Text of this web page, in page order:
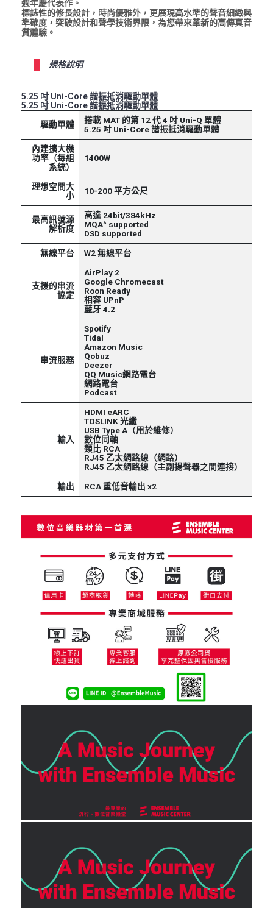
週年慶代表作。
標誌性的修長設計，時尚優雅外，更展現高水準的聲音細緻與
準確度，突破設計和聲學技術界限，為您帶來革新的高傳真音
質體驗。
規格說明
5.25 吋 Uni-Core 諧振抵消驅動單體
5.25 吋 Uni-Core 諧振抵消驅動單體
驅動單體
搭載 MAT 的第 12 代 4 吋 Uni-Q 單體
5.25 吋 Uni-Core 諧振抵消驅動單體
內建擴大機
功率（每組
系統）
1400W
理想空間大
小
10-200 平方公尺
最高訊號源
解析度
高達 24bit/384kHz
MQA^ supported
DSD supported
無線平台
W2 無線平台
支援的串流
協定
AirPlay 2
Google Chromecast
Roon Ready
相容 UPnP
藍牙 4.2
串流服務
Spotify
Tidal
Amazon Music
Qobuz
Deezer
QQ Music網路電台
網路電台
Podcast
輸入
HDMI eARC
TOSLINK 光纖
USB Type A（用於維修）
數位同軸
類比 RCA
RJ45 乙太網路線（網路）
RJ45 乙太網路線（主副揚聲器之間連接）
輸出
RCA 重低音輸出 x2